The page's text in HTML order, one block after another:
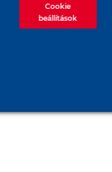
Cookie
beállítások